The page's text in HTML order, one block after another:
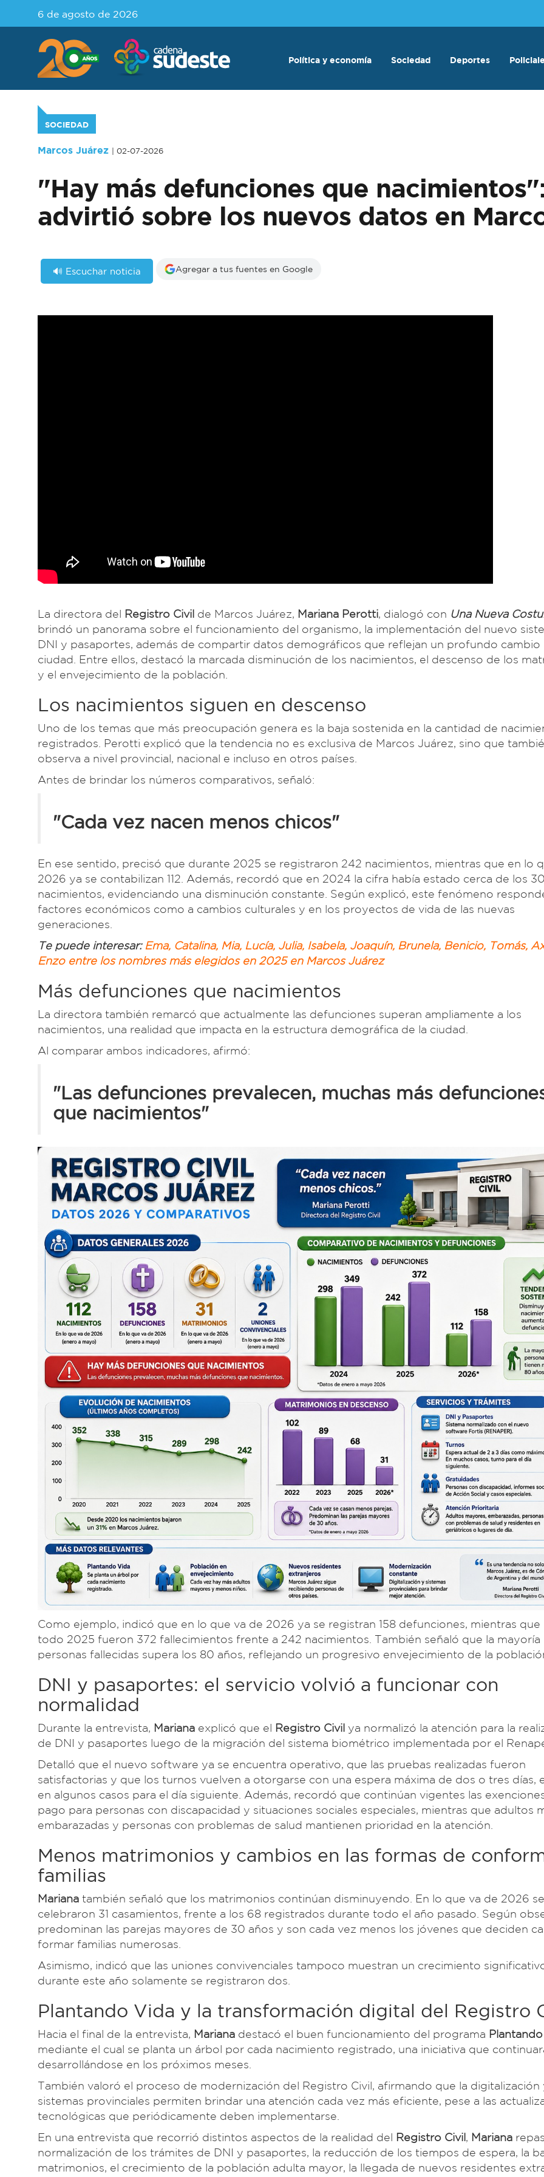
6 de agosto de 2026
Política y economía Sociedad Deportes
SOCIEDAD
Marcos Juárez | 02-07-2026
"Hay más defunciones que
advirtió sobre los nuevos datos en
🔊 Escuchar noticia Agregar a tus fuentes en Google
La directora del Registro Civil de Marcos Juárez, Mariana Perotti, dialogó con Una Nueva
brindó un panorama sobre el funcionamiento del organismo, la implementación del nuevo
DNI y pasaportes, además de compartir datos demográficos que reflejan un profundo cambio
ciudad. Entre ellos, destacó la marcada disminución de los nacimientos, el descenso de los
y el envejecimiento de la población.
Los nacimientos siguen en descenso
Uno de los temas que más preocupación genera es la baja sostenida en la cantidad de
registrados. Perotti explicó que la tendencia no es exclusiva de Marcos Juárez, sino que
observa a nivel provincial, nacional e incluso en otros países.
Antes de brindar los números comparativos, señaló:
"Cada vez nacen menos chicos"
En ese sentido, precisó que durante 2025 se registraron 242 nacimientos, mientras que en lo
2026 ya se contabilizan 112. Además, recordó que en 2024 la cifra había estado cerca de los
nacimientos, evidenciando una disminución constante. Según explicó, este fenómeno
factores económicos como a cambios culturales y en los proyectos de vida de las nuevas
generaciones.
Te puede interesar: Ema, Catalina, Mia, Lucía, Julia, Isabela, Joaquín, Brunela, Benicio, Tomás,
Enzo entre los nombres más elegidos en 2025 en Marcos Juárez
Más defunciones que nacimientos
La directora también remarcó que actualmente las defunciones superan ampliamente a los
nacimientos, una realidad que impacta en la estructura demográfica de la ciudad.
Al comparar ambos indicadores, afirmó:
"Las defunciones prevalecen, muchas más
que nacimientos"
Como ejemplo, indicó que en lo que va de 2026 ya se registran 158 defunciones, mientras
todo 2025 fueron 372 fallecimientos frente a 242 nacimientos. También señaló que la mayoría
personas fallecidas supera los 80 años, reflejando un progresivo envejecimiento de la
DNI y pasaportes: el servicio volvió a funcionar con
normalidad
Durante la entrevista, Mariana explicó que el Registro Civil ya normalizó la atención para la
de DNI y pasaportes luego de la migración del sistema biométrico implementada por el
Detalló que el nuevo software ya se encuentra operativo, que las pruebas realizadas fueron
satisfactorias y que los turnos vuelven a otorgarse con una espera máxima de dos o tres días,
en algunos casos para el día siguiente. Además, recordó que continúan vigentes las
pago para personas con discapacidad y situaciones sociales especiales, mientras que adultos
embarazadas y personas con problemas de salud mantienen prioridad en la atención.
Menos matrimonios y cambios en las formas de
familias
Mariana también señaló que los matrimonios continúan disminuyendo. En lo que va de 2026 se
celebraron 31 casamientos, frente a los 68 registrados durante todo el año pasado. Según
predominan las parejas mayores de 30 años y son cada vez menos los jóvenes que deciden
formar familias numerosas.
Asimismo, indicó que las uniones convivenciales tampoco muestran un crecimiento
durante este año solamente se registraron dos.
Plantando Vida y la transformación digital del Registro
Hacia el final de la entrevista, Mariana destacó el buen funcionamiento del programa
mediante el cual se planta un árbol por cada nacimiento registrado, una iniciativa que
desarrollándose en los próximos meses.
También valoró el proceso de modernización del Registro Civil, afirmando que la digitalización
sistemas provinciales permiten brindar una atención cada vez más eficiente, pese a las
tecnológicas que periódicamente deben implementarse.
En una entrevista que recorrió distintos aspectos de la realidad del Registro Civil Mariana
normalización de los trámites de DNI y pasaportes, la reducción de los tiempos de espera, la
matrimonios, el crecimiento de la población adulta mayor, la llegada de nuevos residentes